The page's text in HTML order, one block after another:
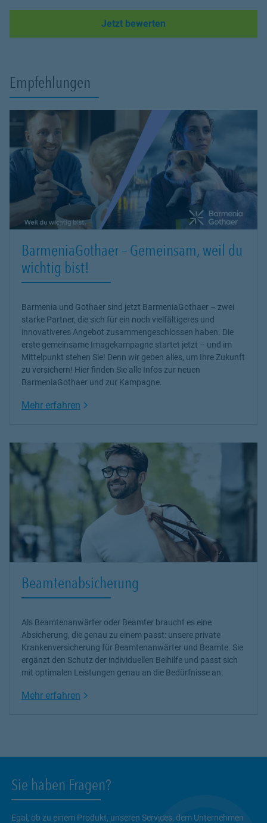
Jetzt bewerten
Empfehlungen
BarmeniaGothaer – Gemeinsam, weil du
wichtig bist!
Barmenia und Gothaer sind jetzt BarmeniaGothaer – zwei
starke Partner, die sich für ein noch vielfältigeres und
innovativeres Angebot zusammengeschlossen haben. Die
erste gemeinsame Imagekampagne startet jetzt – und im
Mittelpunkt stehen Sie! Denn wir geben alles, um Ihre Zukunft
zu versichern! Hier finden Sie alle Infos zur neuen
BarmeniaGothaer und zur Kampagne.
Mehr erfahren Link Opens in New Tab
Beamtenabsicherung
Als Beamtenanwärter oder Beamter braucht es eine
Absicherung, die genau zu einem passt: unsere private
Krankenversicherung für Beamtenanwärter und Beamte. Sie
ergänzt den Schutz der individuellen Beihilfe und passt sich
mit optimalen Leistungen genau an die Bedürfnisse an.
Mehr erfahren Link Opens in New Tab
Sie haben Fragen?
Egal, ob zu einem Produkt, unseren Services, dem Unternehmen